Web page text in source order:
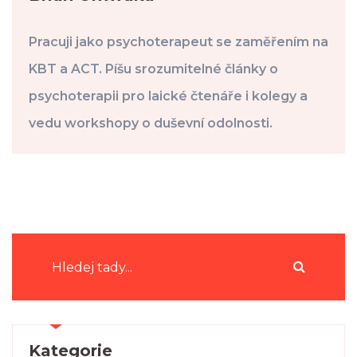
Pracuji jako psychoterapeut se zaměřením na
KBT a ACT. Píšu srozumitelné články o
psychoterapii pro laické čtenáře i kolegy a
vedu workshopy o duševní odolnosti.
Kategorie